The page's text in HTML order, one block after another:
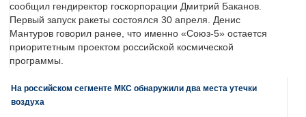
сообщил гендиректор госкорпорации Дмитрий Баканов.
Первый запуск ракеты состоялся 30 апреля. Денис
Мантуров говорил ранее, что именно «Союз-5» остается
приоритетным проектом российской космической
программы.
На российском сегменте МКС обнаружили два места утечки
воздуха